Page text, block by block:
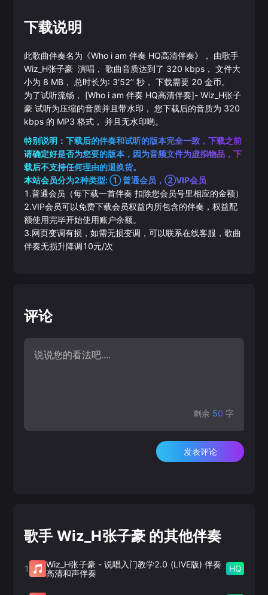
下载说明
此歌曲伴奏名为《Who i am 伴奏 HQ高清伴奏》， 由歌手
Wiz_H张子豪 演唱， 歌曲音质达到了 320 kbps， 文件大
小为 8 MB， 总时长为: 3‘52’‘秒， 下载需要 20 金币。
为了试听流畅， [Who i am 伴奏 HQ高清伴奏]- Wiz_H张子
豪 试听为压缩的音质并且带水印， 您下载后的音质为 320
kbps 的 MP3 格式， 并且无水印哟。
特别说明：下载后的伴奏和试听的版本完全一致，下载之前
请确定好是否为您要的版本，因为音频文件为虚拟物品，下
载后不支持任何理由的退换货。
本站会员分为2种类型: ① 普通会员，②VIP会员
1.普通会员（每下载一首伴奏 扣除您会员号里相应的金额）
2.VIP会员可以免费下载会员权益内所包含的伴奏，权益配
额使用完毕开始使用账户余额。
3.网页变调有损，如需无损变调，可以联系在线客服，歌曲
伴奏无损升降调10元/次
评论
剩余 50 字
发表评论
歌手 Wiz_H张子豪 的其他伴奏
1 Wiz_H张子豪- 说唱入门教学2.0 (LIVE版) 伴奏
高清和声伴奏
HQ